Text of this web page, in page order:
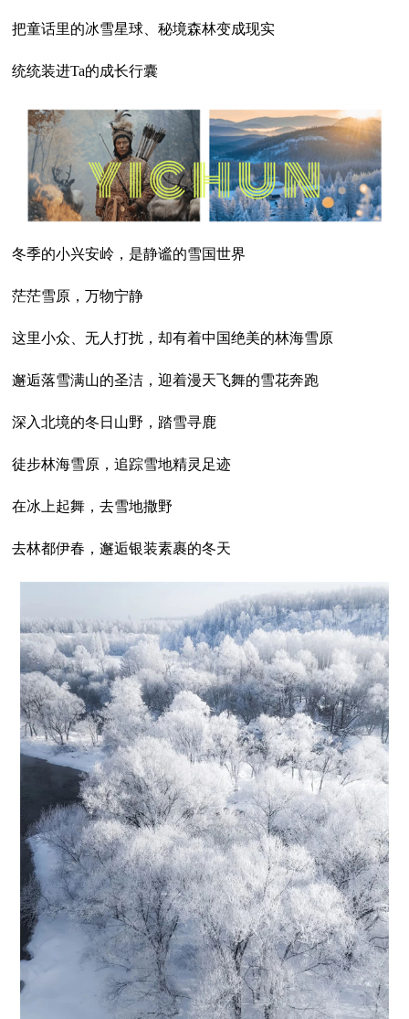
把童话里的冰雪星球、秘境森林变成现实
统统装进Ta的成长行囊
冬季的小兴安岭，是静谧的雪国世界
茫茫雪原，万物宁静
这里小众、无人打扰，却有着中国绝美的林海雪原
邂逅落雪满山的圣洁，迎着漫天飞舞的雪花奔跑
深入北境的冬日山野，踏雪寻鹿
徒步林海雪原，追踪雪地精灵足迹
在冰上起舞，去雪地撒野
去林都伊春，邂逅银装素裹的冬天